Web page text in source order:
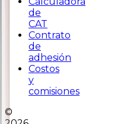
de
CAT
Contrato
de
adhesión
Costos
y
comisiones
©